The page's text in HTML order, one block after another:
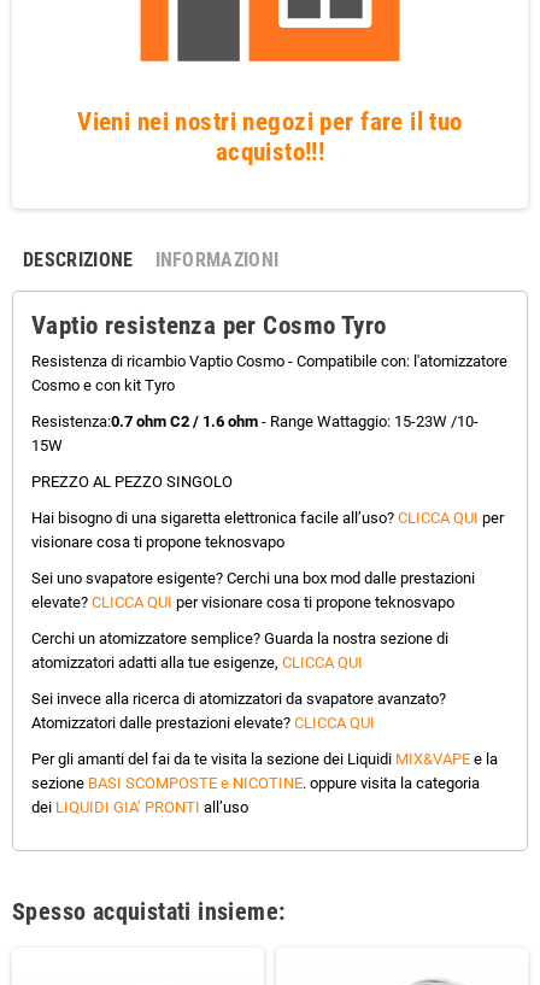
Vieni nei nostri negozi per fare il tuo
acquisto!!!
DESCRIZIONE INFORMAZIONI
Vaptio resistenza per Cosmo Tyro
Resistenza di ricambio Vaptio Cosmo - Compatibile con: l'atomizzatore
Cosmo e con kit Tyro
Resistenza:0.7 ohm C2 / 1.6 ohm - Range Wattaggio: 15-23W /10-
15W
PREZZO AL PEZZO SINGOLO
Hai bisogno di una sigaretta elettronica facile all’uso? CLICCA QUI per
visionare cosa ti propone teknosvapo
Sei uno svapatore esigente? Cerchi una box mod dalle prestazioni
elevate? CLICCA QUI per visionare cosa ti propone teknosvapo
Cerchi un atomizzatore semplice? Guarda la nostra sezione di
atomizzatori adatti alla tue esigenze, CLICCA QUI
Sei invece alla ricerca di atomizzatori da svapatore avanzato?
Atomizzatori dalle prestazioni elevate? CLICCA QUI
Per gli amanti del fai da te visita la sezione dei Liquidi MIX&VAPE e la
sezione BASI SCOMPOSTE e NICOTINE. oppure visita la categoria
dei LIQUIDI GIA’ PRONTI all’uso
Spesso acquistati insieme: